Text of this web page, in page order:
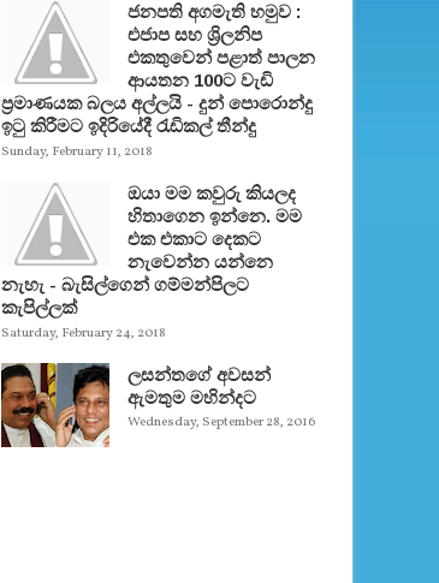
ජනපති අගමැති හමුව :
එජාප සහ ශ්‍රිලනිප
එකතුවෙන් පළාත් පාලන
ආයතන 100ට වැඩි
ප්‍රමාණයක බලය අල්ලයි - දුන් පොරොන්දු
ඉටු කිරීමට ඉදිරියේදී රැඩිකල් තීන්දු
Sunday, February 11, 2018
ඔයා මම කවුරු කියලද
හිතාගෙන ඉන්නෙ. මම
එක එකාට දෙකට
නැවෙන්න යන්නෙ
නැහැ - බැසිල්ගෙන් ගම්මන්පිලට
කැපිල්ලක්
Saturday, February 24, 2018
ලසන්තගේ අවසන්
ඇමතුම මහින්දට
Wednesday, September 28, 2016